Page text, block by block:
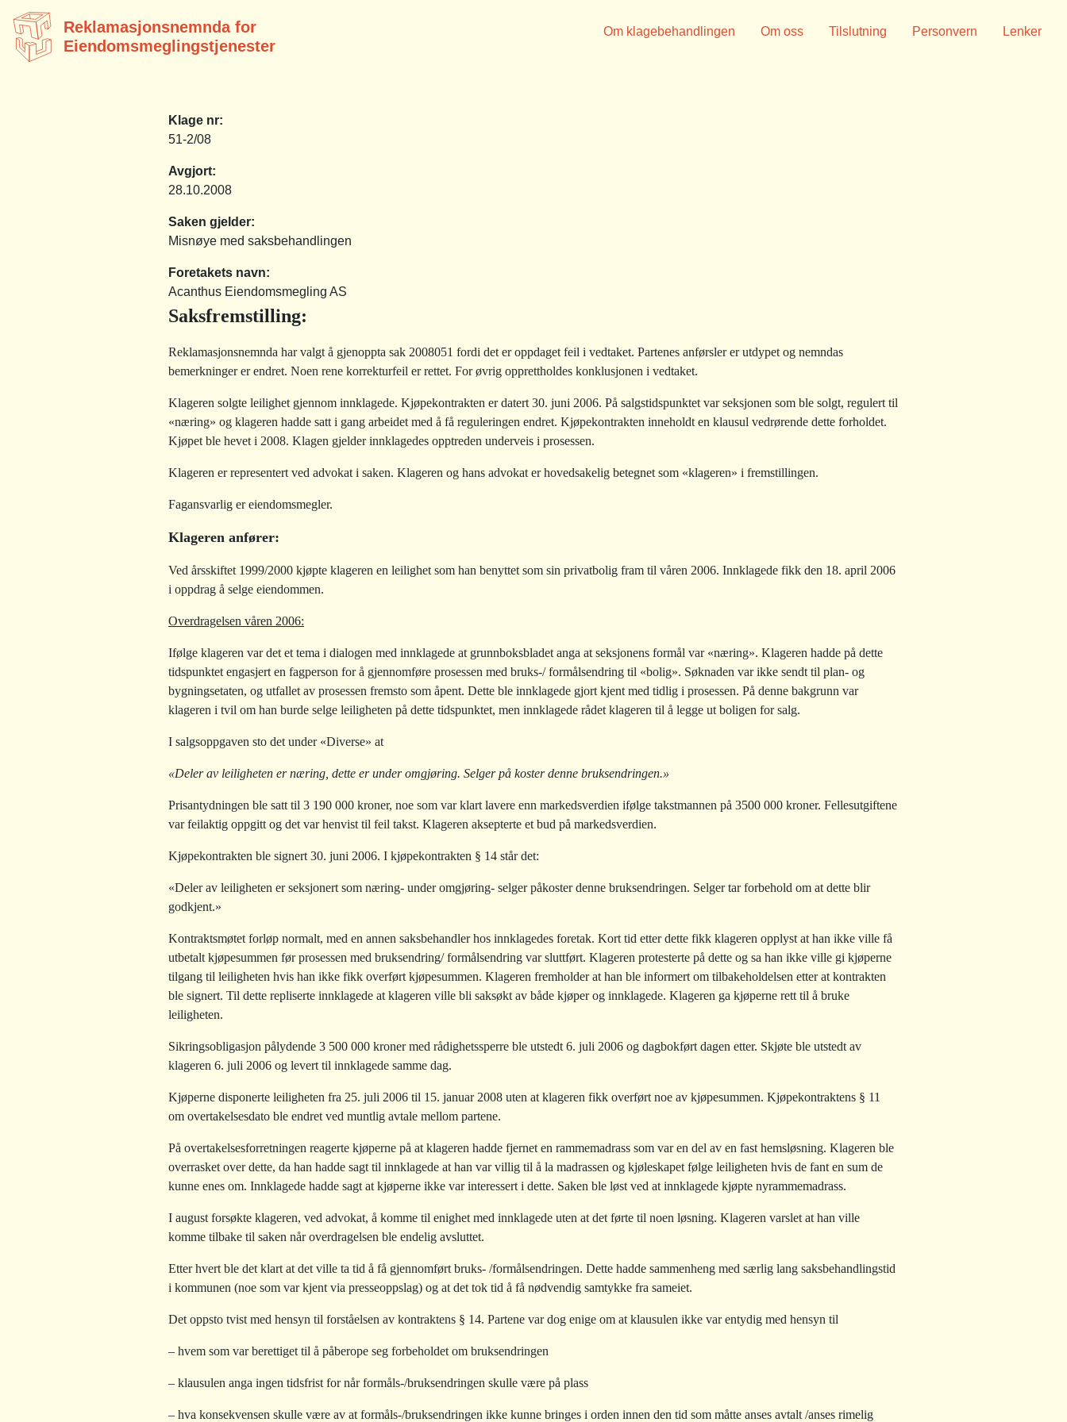
Reklamasjonsnemnda for
Eiendomsmeglingstjenester
Om klagebehandlingen Om oss Tilslutning Personvern Lenker
Klage nr:
51-2/08
Avgjort:
28.10.2008
Saken gjelder:
Misnøye med saksbehandlingen
Foretakets navn:
Acanthus Eiendomsmegling AS
Saksfremstilling:
Reklamasjonsnemnda har valgt å gjenoppta sak 2008051 fordi det er oppdaget feil i vedtaket. Partenes anførsler er utdypet og nemndas
bemerkninger er endret. Noen rene korrekturfeil er rettet. For øvrig opprettholdes konklusjonen i vedtaket.
Klageren solgte leilighet gjennom innklagede. Kjøpekontrakten er datert 30. juni 2006. På salgstidspunktet var seksjonen som ble solgt, regulert til
«næring» og klageren hadde satt i gang arbeidet med å få reguleringen endret. Kjøpekontrakten inneholdt en klausul vedrørende dette forholdet.
Kjøpet ble hevet i 2008. Klagen gjelder innklagedes opptreden underveis i prosessen.
Klageren er representert ved advokat i saken. Klageren og hans advokat er hovedsakelig betegnet som «klageren» i fremstillingen.
Fagansvarlig er eiendomsmegler.
Klageren anfører:
Ved årsskiftet 1999/2000 kjøpte klageren en leilighet som han benyttet som sin privatbolig fram til våren 2006. Innklagede fikk den 18. april 2006
i oppdrag å selge eiendommen.
Overdragelsen våren 2006:
Ifølge klageren var det et tema i dialogen med innklagede at grunnboksbladet anga at seksjonens formål var «næring». Klageren hadde på dette
tidspunktet engasjert en fagperson for å gjennomføre prosessen med bruks-/ formålsendring til «bolig». Søknaden var ikke sendt til plan- og
bygningsetaten, og utfallet av prosessen fremsto som åpent. Dette ble innklagede gjort kjent med tidlig i prosessen. På denne bakgrunn var
klageren i tvil om han burde selge leiligheten på dette tidspunktet, men innklagede rådet klageren til å legge ut boligen for salg.
I salgsoppgaven sto det under «Diverse» at
«Deler av leiligheten er næring, dette er under omgjøring. Selger på koster denne bruksendringen.»
Prisantydningen ble satt til 3 190 000 kroner, noe som var klart lavere enn markedsverdien ifølge takstmannen på 3500 000 kroner. Fellesutgiftene
var feilaktig oppgitt og det var henvist til feil takst. Klageren aksepterte et bud på markedsverdien.
Kjøpekontrakten ble signert 30. juni 2006. I kjøpekontrakten § 14 står det:
«Deler av leiligheten er seksjonert som næring- under omgjøring- selger påkoster denne bruksendringen. Selger tar forbehold om at dette blir
godkjent.»
Kontraktsmøtet forløp normalt, med en annen saksbehandler hos innklagedes foretak. Kort tid etter dette fikk klageren opplyst at han ikke ville få
utbetalt kjøpesummen før prosessen med bruksendring/ formålsendring var sluttført. Klageren protesterte på dette og sa han ikke ville gi kjøperne
tilgang til leiligheten hvis han ikke fikk overført kjøpesummen. Klageren fremholder at han ble informert om tilbakeholdelsen etter at kontrakten
ble signert. Til dette repliserte innklagede at klageren ville bli saksøkt av både kjøper og innklagede. Klageren ga kjøperne rett til å bruke
leiligheten.
Sikringsobligasjon pålydende 3 500 000 kroner med rådighetssperre ble utstedt 6. juli 2006 og dagbokført dagen etter. Skjøte ble utstedt av
klageren 6. juli 2006 og levert til innklagede samme dag.
Kjøperne disponerte leiligheten fra 25. juli 2006 til 15. januar 2008 uten at klageren fikk overført noe av kjøpesummen. Kjøpekontraktens § 11
om overtakelsesdato ble endret ved muntlig avtale mellom partene.
På overtakelsesforretningen reagerte kjøperne på at klageren hadde fjernet en rammemadrass som var en del av en fast hemsløsning. Klageren ble
overrasket over dette, da han hadde sagt til innklagede at han var villig til å la madrassen og kjøleskapet følge leiligheten hvis de fant en sum de
kunne enes om. Innklagede hadde sagt at kjøperne ikke var interessert i dette. Saken ble løst ved at innklagede kjøpte nyrammemadrass.
I august forsøkte klageren, ved advokat, å komme til enighet med innklagede uten at det førte til noen løsning. Klageren varslet at han ville
komme tilbake til saken når overdragelsen ble endelig avsluttet.
Etter hvert ble det klart at det ville ta tid å få gjennomført bruks- /formålsendringen. Dette hadde sammenheng med særlig lang saksbehandlingstid
i kommunen (noe som var kjent via presseoppslag) og at det tok tid å få nødvendig samtykke fra sameiet.
Det oppsto tvist med hensyn til forståelsen av kontraktens § 14. Partene var dog enige om at klausulen ikke var entydig med hensyn til
– hvem som var berettiget til å påberope seg forbeholdet om bruksendringen
– klausulen anga ingen tidsfrist for når formåls-/bruksendringen skulle være på plass
– hva konsekvensen skulle være av at formåls-/bruksendringen ikke kunne bringes i orden innen den tid som måtte anses avtalt /anses rimelig